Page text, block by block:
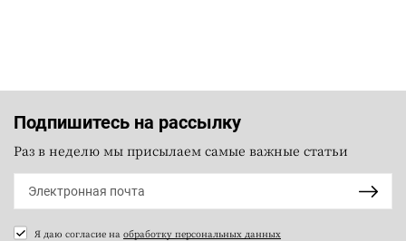
Подпишитесь на рассылку
Раз в неделю мы присылаем самые важные статьи
Я даю согласие на обработку персональных данных